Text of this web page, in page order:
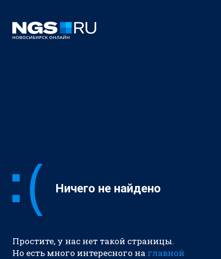
Ничего не найдено
Простите, у нас нет такой страницы.
Но есть много интересного на главной